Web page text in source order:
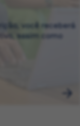
você receberá
assim como